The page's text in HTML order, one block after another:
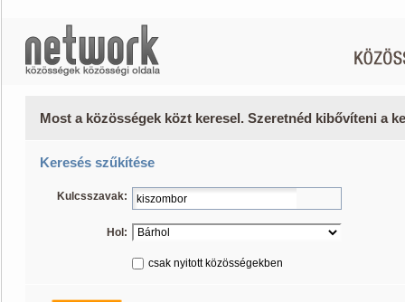
Most a közösségek közt keresel. Szeretnéd kibővíteni a
Keresés szűkítése
Kulcsszavak:
Hol:
csak nyitott közösségekben